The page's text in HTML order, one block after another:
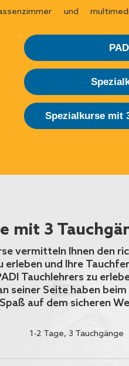
und
Spezialkurse mit
mit 3
vermitteln Ihnen den
erleben und Ihre
Tauchlehrers zu
seiner Seite haben
auf dem sicheren
1-2 Tage, 3 Tauchgänge